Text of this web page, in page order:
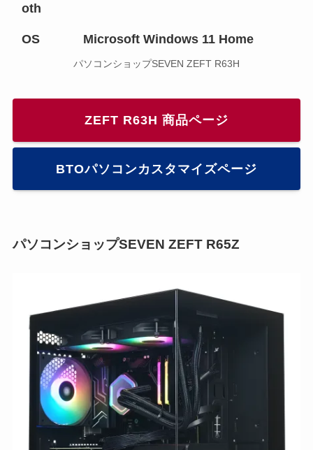
oth
OS Microsoft Windows 11 Home
パソコンショップSEVEN ZEFT R63H
ZEFT R63H 商品ページ
BTOパソコンカスタマイズページ
パソコンショップSEVEN ZEFT R65Z